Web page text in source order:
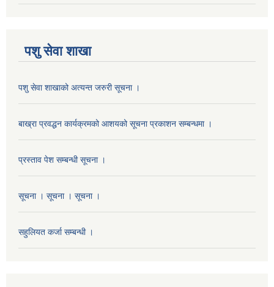
पशु सेवा शाखा
पशु सेवा शाखाको अत्यन्त जरुरी सूचना ।
बाख्रा प्रवद्धन कार्यक्रमको आशयको सूचना प्रकाशन सम्बन्धमा ।
प्रस्ताव पेश सम्बन्धी सूचना ।
सूचना । सूचना । सूचना ।
सहुलियत कर्जा सम्बन्धी ।